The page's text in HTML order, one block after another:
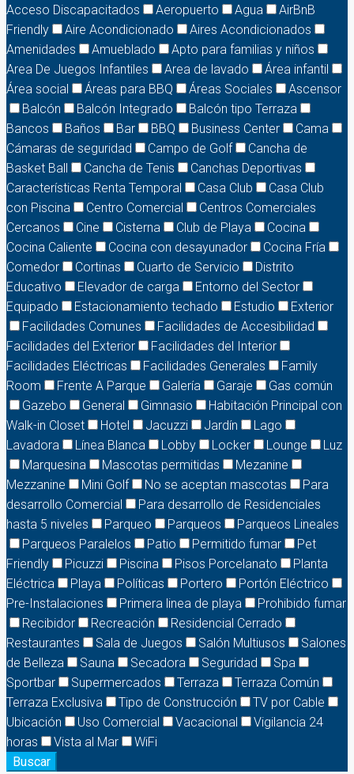
Acceso Discapacitados Aeropuerto Agua
AirBnB
Friendly
Aire Acondicionado
Aires Acondicionados
Amenidades
Amueblado
Apto para familias y niños
Area De Juegos Infantiles
Area de lavado
Área infantil
Área social
Áreas para BBQ Áreas Sociales
Ascensor
Balcón
Balcón Integrado
Balcón tipo Terraza
Bancos
Baños Bar BBQ Business Center
Cama
Cámaras de seguridad
Campo de Golf
Cancha de
Basket Ball
Cancha de Tenis
Canchas Deportivas
Características Renta Temporal
Casa Club
Casa Club
con Piscina
Centro Comercial
Centros Comerciales
Cercanos
Cine Cisterna Club de Playa
Cocina
Cocina Caliente
Cocina con desayunador
Cocina Fría
Comedor
Cortinas Cuarto de Servicio
Distrito
Educativo
Elevador de carga
Entorno del Sector
Equipado
Estacionamiento techado Estudio
Exterior
Facilidades Comunes
Facilidades de Accesibilidad
Facilidades del Exterior
Facilidades del Interior
Facilidades Eléctricas
Facilidades Generales
Family
Room
Frente A Parque Galería Garaje
Gas común
Gazebo
General Gimnasio
Habitación Principal con
Walk-in Closet
Hotel Jacuzzi Jardín
Lago
Lavadora
Línea Blanca Lobby Locker Lounge
Luz
Marquesina
Mascotas permitidas
Mezanine
Mezzanine
Mini Golf No se aceptan mascotas
Para
desarrollo Comercial
Para desarrollo de Residenciales
hasta 5 niveles
Parqueo Parqueos
Parqueos Lineales
Parqueos Paralelos
Patio Permitido fumar
Pet
Friendly
Picuzzi Piscina Pisos Porcelanato
Planta
Eléctrica
Playa Políticas Portero
Portón Eléctrico
Pre-Instalaciones
Primera linea de playa
Prohibido fumar
Recibidor
Recreación
Residencial Cerrado
Restaurantes
Sala de Juegos Salón Multiusos
Salones
de Belleza
Sauna Secadora Seguridad
Spa
Sportbar
Supermercados Terraza
Terraza Común
Terraza Exclusiva
Tipo de Construcción
TV por Cable
Ubicación
Uso Comercial Vacacional
Vigilancia 24
horas
Vista al Mar
WiFi
Buscar